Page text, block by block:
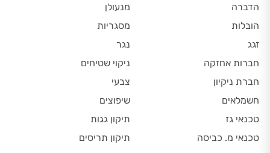
הדברה
הובלות
זגג
חברות אחזקה
חברת ניקיון
חשמלאים
טכנאי גז
טכנאי מ. כביסה
מנעולן
מסגריות
נגר
ניקוי שטיחים
צבעי
שיפוצים
תיקון גגות
תיקון תריסים